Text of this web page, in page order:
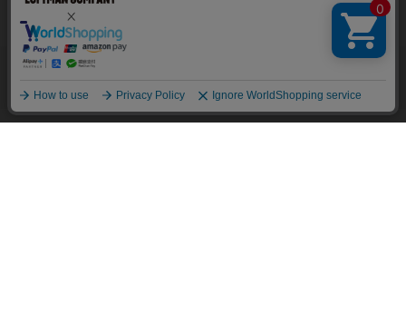
ラフィックの分析を目的としてCookieを使用しています。
サイトの閲覧を継続された場合、Cookieの利用に同意したことも
のといたします。
詳細については
承諾する